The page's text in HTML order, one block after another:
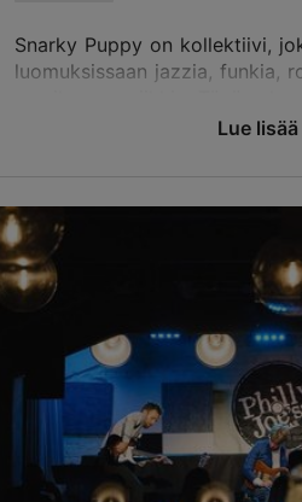
Snarky Puppy on kollektiivi,
luomuksissaan jazzia, funkia,
Alexela Konserttitalossa,
Keskusta
06.09.2026
info@tallinnconcerthall.com
+372 615 5111
Lue lisää